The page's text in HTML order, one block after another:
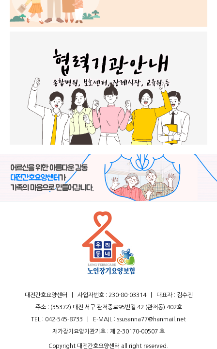
대전간호요양센터 사업자번호 : 230-80-03314 대표자 : 김수진
주소 : (35372) 대전 서구 관저중로95번길 42 (관저동) 402호
TEL : 042-545-8733 E-MAIL : ssusanna77@hanmail.net
재가장기요양기관기호 : 제 2-30170-00507 호
Copyright 대전간호요양센터 all right reserved.